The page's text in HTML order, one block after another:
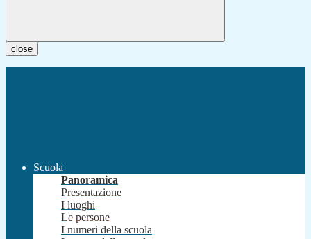
close
Scuola
Panoramica
Presentazione
I luoghi
Le persone
I numeri della scuola